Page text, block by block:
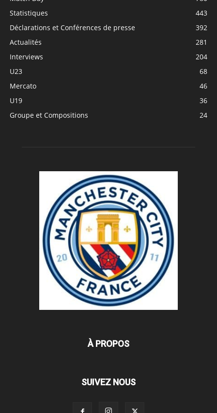
Statistiques
443
Déclarations et Conférences de presse
392
Actualités
281
Interviews
204
U23
68
Mercato
46
U19
36
Groupe et Compositions
24
À PROPOS
SUIVEZ NOUS